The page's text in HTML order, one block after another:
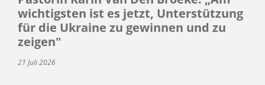
wichtigsten ist es jetzt, Unterstützung
für die Ukraine zu gewinnen und zu
zeigen"
21 Juli 2026